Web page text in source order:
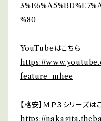
%80
YouTubeはこちら
https://
feature=mhee
【格安】ＭＰ３シリーズは
https://